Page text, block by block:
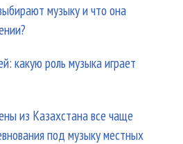
музыку и что она
какую роль музыка играет
из Казахстана все чаще
под музыку местных